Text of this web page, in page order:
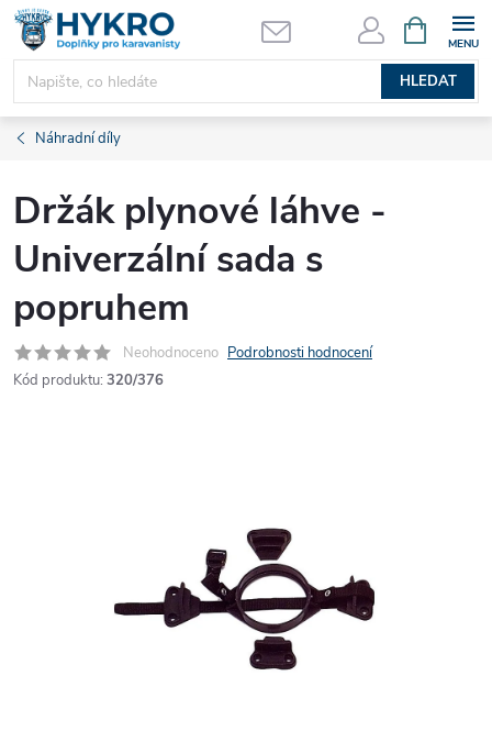
Přejít
obsah
HLEDAT
NÁKUPNÍ
KOŠÍK
Náhradní díly
Držák plynové láhve -
Univerzální sada s
popruhem
Neohodnoceno Podrobnosti hodnocení
Kód produktu: 320/376